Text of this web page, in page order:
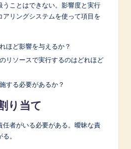
うことはできない。影響度と実行
リングシステムを使って項目を
ほど影響を与えるか？
リソースで実行するのはどれほど
する必要があるか？
り当て
任者がいる必要がある。曖昧な責
。